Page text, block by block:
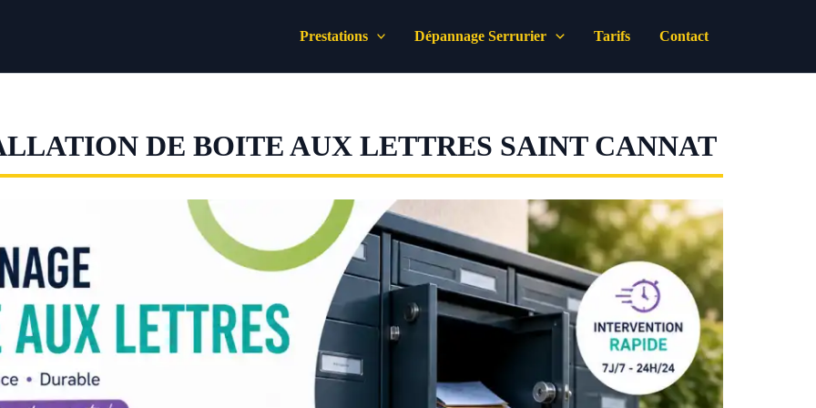
Prestations Dépannage Serrurier Tarifs Contact
DE BOITE AUX LETTRES SAINT CANNAT